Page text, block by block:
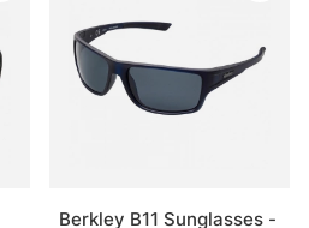
Berkley B11 Sunglasses -